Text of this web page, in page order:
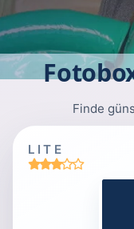
Finde
LITE